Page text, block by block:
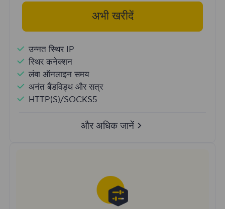
अभी खरीदें
उन्नत स्थिर IP
स्थिर कनेक्शन
लंबा ऑनलाइन समय
अनंत बैंडविड्थ और सत्र
HTTP(S)/SOCKS5
और अधिक जानें